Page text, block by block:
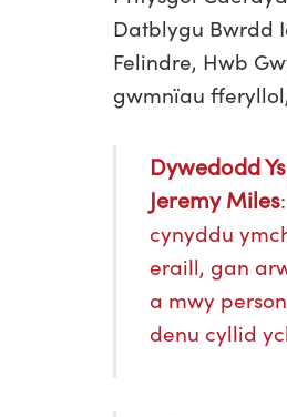
Datblygu Bwrdd
Felindre, Hwb
gwmnïau
Dywedodd
Jeremy Miles
cynyddu
eraill, gan
a mwy
denu cyllid